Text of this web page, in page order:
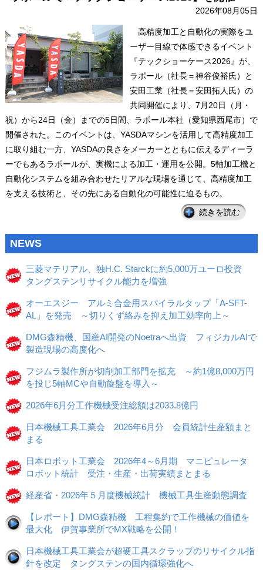
2026年08月05日
高精度加工と自動化の実際をユ
ーザー目線で体感できるイベント
『テックショーケース2026』が、
ラポール（社長＝神谷俊裕氏）と
安田工業（社長＝安田拓人氏）の
共同開催により、7月20日（月・
祝）から24日（金）までの5日間、ラポール本社（愛知県西尾市）で
開催された。このイベントは、YASDAマシンを活用して高精度加工
に取り組む一方、YASDAの良さをメーカーとともに伝えるディーラ
ーでもあるラポールが、実機による加工・運用を公開。5軸加工機と
自動化システムを組み合わせたリアルな現場を通じて、高精度加工
を支える技術と、その先にある自動化の可能性に迫るもの。
続きを読む
NEWS
三菱マテリアル、独H.C. Starckに約5,000万ユーロ投資
タングステンリサイクル能力を増強
オーエスジー アルミ合金用スパイラルタップ「A-SFT-
AL」を発売 ～切りくず絡みを抑え加工効率向上～
DMG森精機、国産AI開発のNoetraへ出資 フィジカルAIで
製造現場の高度化へ
フジムラ製作所が切削加工部門を拡充 ～約1億8,000万円
を投じ5軸MCや自動旋盤を導入～
2026年6月分工作機械受注総額は2033.8億円
日本機械工具工業会 2026年6月分 会員統計生産額まと
まる
日本ロボット工業会 2026年4～6月期 マニピュレータ
ロボット統計 受注・生産・出荷実績まとまる
経産省・2026年５月度機械統計 機械工具生産動態調査
【レポート】DMG森精機 工程集約で工作機械の価値を
最大化 伊賀事業所でMX戦略を公開！
日本機械工具工業会が超硬工具スクラップのリサイクル指
針を改定 タングステンの国内循環強化へ